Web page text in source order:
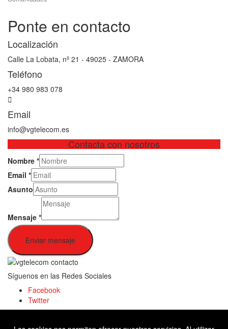
Ponte en contacto
Localización
Calle La Lobata, nº 21 - 49025 - ZAMORA
Teléfono
+34 980 983 078
Email
info@vgtelecom.es
Contacta con nosotros
Nombre *
Email *
Asunto
Mensaje *
Enviar mensaje
Síguenos en las Redes Sociales
Facebook
Twitter